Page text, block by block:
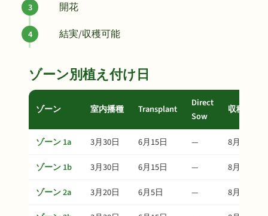
開花
結実/収穫可能
ゾーン別植え付け日
ゾーン 室内播種 Transplant
Direct
Sow
収穫
ゾーン 1a 3月30日 6月15日 —
8月19日
ゾーン 1b
3月30日 6月15日 —
8月19日
ゾーン 2a
3月20日 6月5日 —
8月9日